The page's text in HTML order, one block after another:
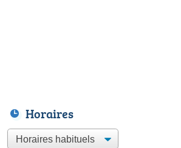
Horaires